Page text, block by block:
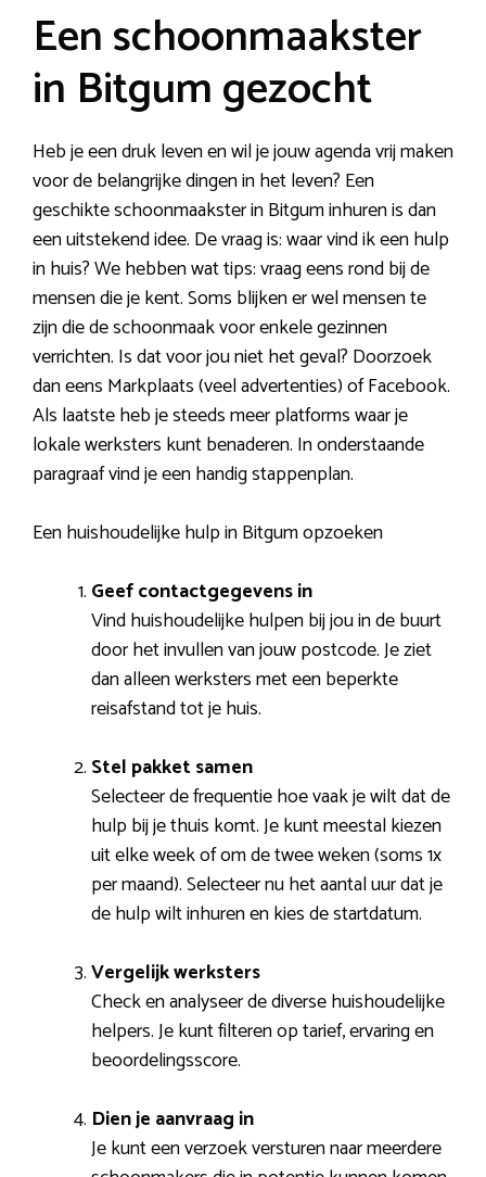
Een schoonmaakster
in Bitgum gezocht
Heb je een druk leven en wil je jouw agenda vrij maken
voor de belangrijke dingen in het leven? Een
geschikte schoonmaakster in Bitgum inhuren is dan
een uitstekend idee. De vraag is: waar vind ik een hulp
in huis? We hebben wat tips: vraag eens rond bij de
mensen die je kent. Soms blijken er wel mensen te
zijn die de schoonmaak voor enkele gezinnen
verrichten. Is dat voor jou niet het geval? Doorzoek
dan eens Markplaats (veel advertenties) of Facebook.
Als laatste heb je steeds meer platforms waar je
lokale werksters kunt benaderen. In onderstaande
paragraaf vind je een handig stappenplan.
Een huishoudelijke hulp in Bitgum opzoeken
Geef contactgegevens in
Vind huishoudelijke hulpen bij jou in de buurt
door het invullen van jouw postcode. Je ziet
dan alleen werksters met een beperkte
reisafstand tot je huis.
Stel pakket samen
Selecteer de frequentie hoe vaak je wilt dat de
hulp bij je thuis komt. Je kunt meestal kiezen
uit elke week of om de twee weken (soms 1x
per maand). Selecteer nu het aantal uur dat je
de hulp wilt inhuren en kies de startdatum.
Vergelijk werksters
Check en analyseer de diverse huishoudelijke
helpers. Je kunt filteren op tarief, ervaring en
beoordelingsscore.
Dien je aanvraag in
Je kunt een verzoek versturen naar meerdere